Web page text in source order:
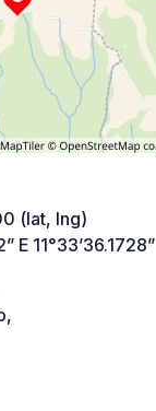
(lat, lng)
E 11°33’36.1728”